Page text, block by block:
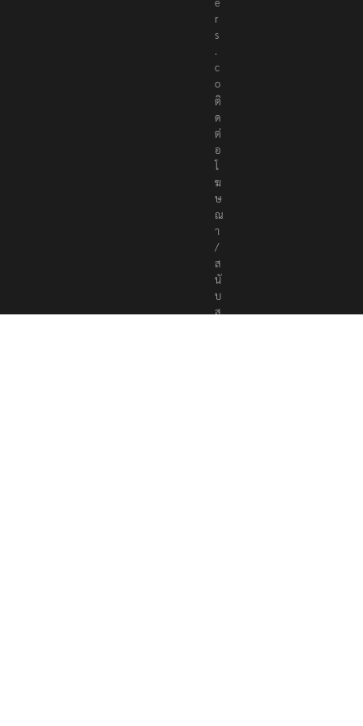
r
s
.
c
o
ติ
ด
ต่
อ
โ
ฆ
ษ
ณ
า
/
ส
นั
บ
ส